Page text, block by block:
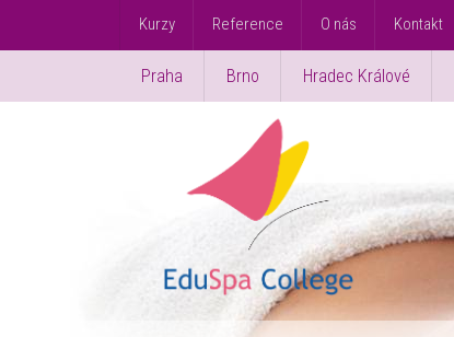
Kurzy Reference O nás Kontakt
Praha Brno Hradec Králové